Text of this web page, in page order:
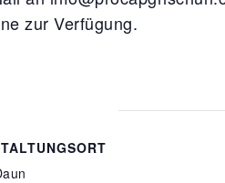
zur Verfügung.